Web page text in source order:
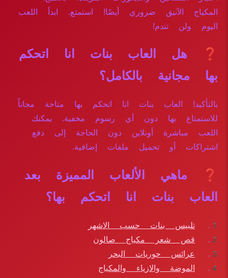
المكياج الآنيق ضروري أيضًا! استمتع. ابدأ اللعب
اليوم ولن تندم!
❓ هل العاب بنات انا اتحكم
بها مجانية بالكامل؟
بالتأكيد! العاب بنات انا اتحكم بها متاحة مجاناً
للاستمتاع بها دون أي رسوم مخفية. يمكنك
اللعب مباشرة أونلاين دون الحاجة إلى دفع
اشتراكات أو تحميل ملفات إضافية.
❓ ماهي الألعاب المميزة بعد
العاب بنات انا اتحكم بها؟
تلبيس بنات حسب الاشهر
قص شعر مكياج صالون
عرائس حوريات البحر
الموضة والازياء والمكياج